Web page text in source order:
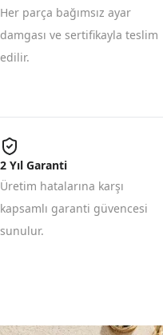
Her parça bağımsız ayar
damgası ve sertifikayla teslim
edilir.
2 Yıl Garanti
Üretim hatalarına karşı
kapsamlı garanti güvencesi
sunulur.